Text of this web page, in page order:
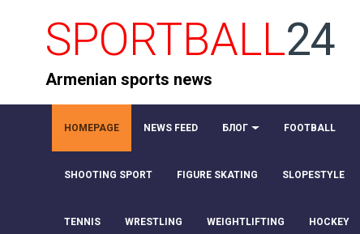
SPORTBALL24
Armenian sports news
HOMEPAGE NEWS FEED БЛОГ FOOTBALL
SHOOTING SPORT FIGURE SKATING SLOPESTYLE
TENNIS WRESTLING WEIGHTLIFTING HOCKEY